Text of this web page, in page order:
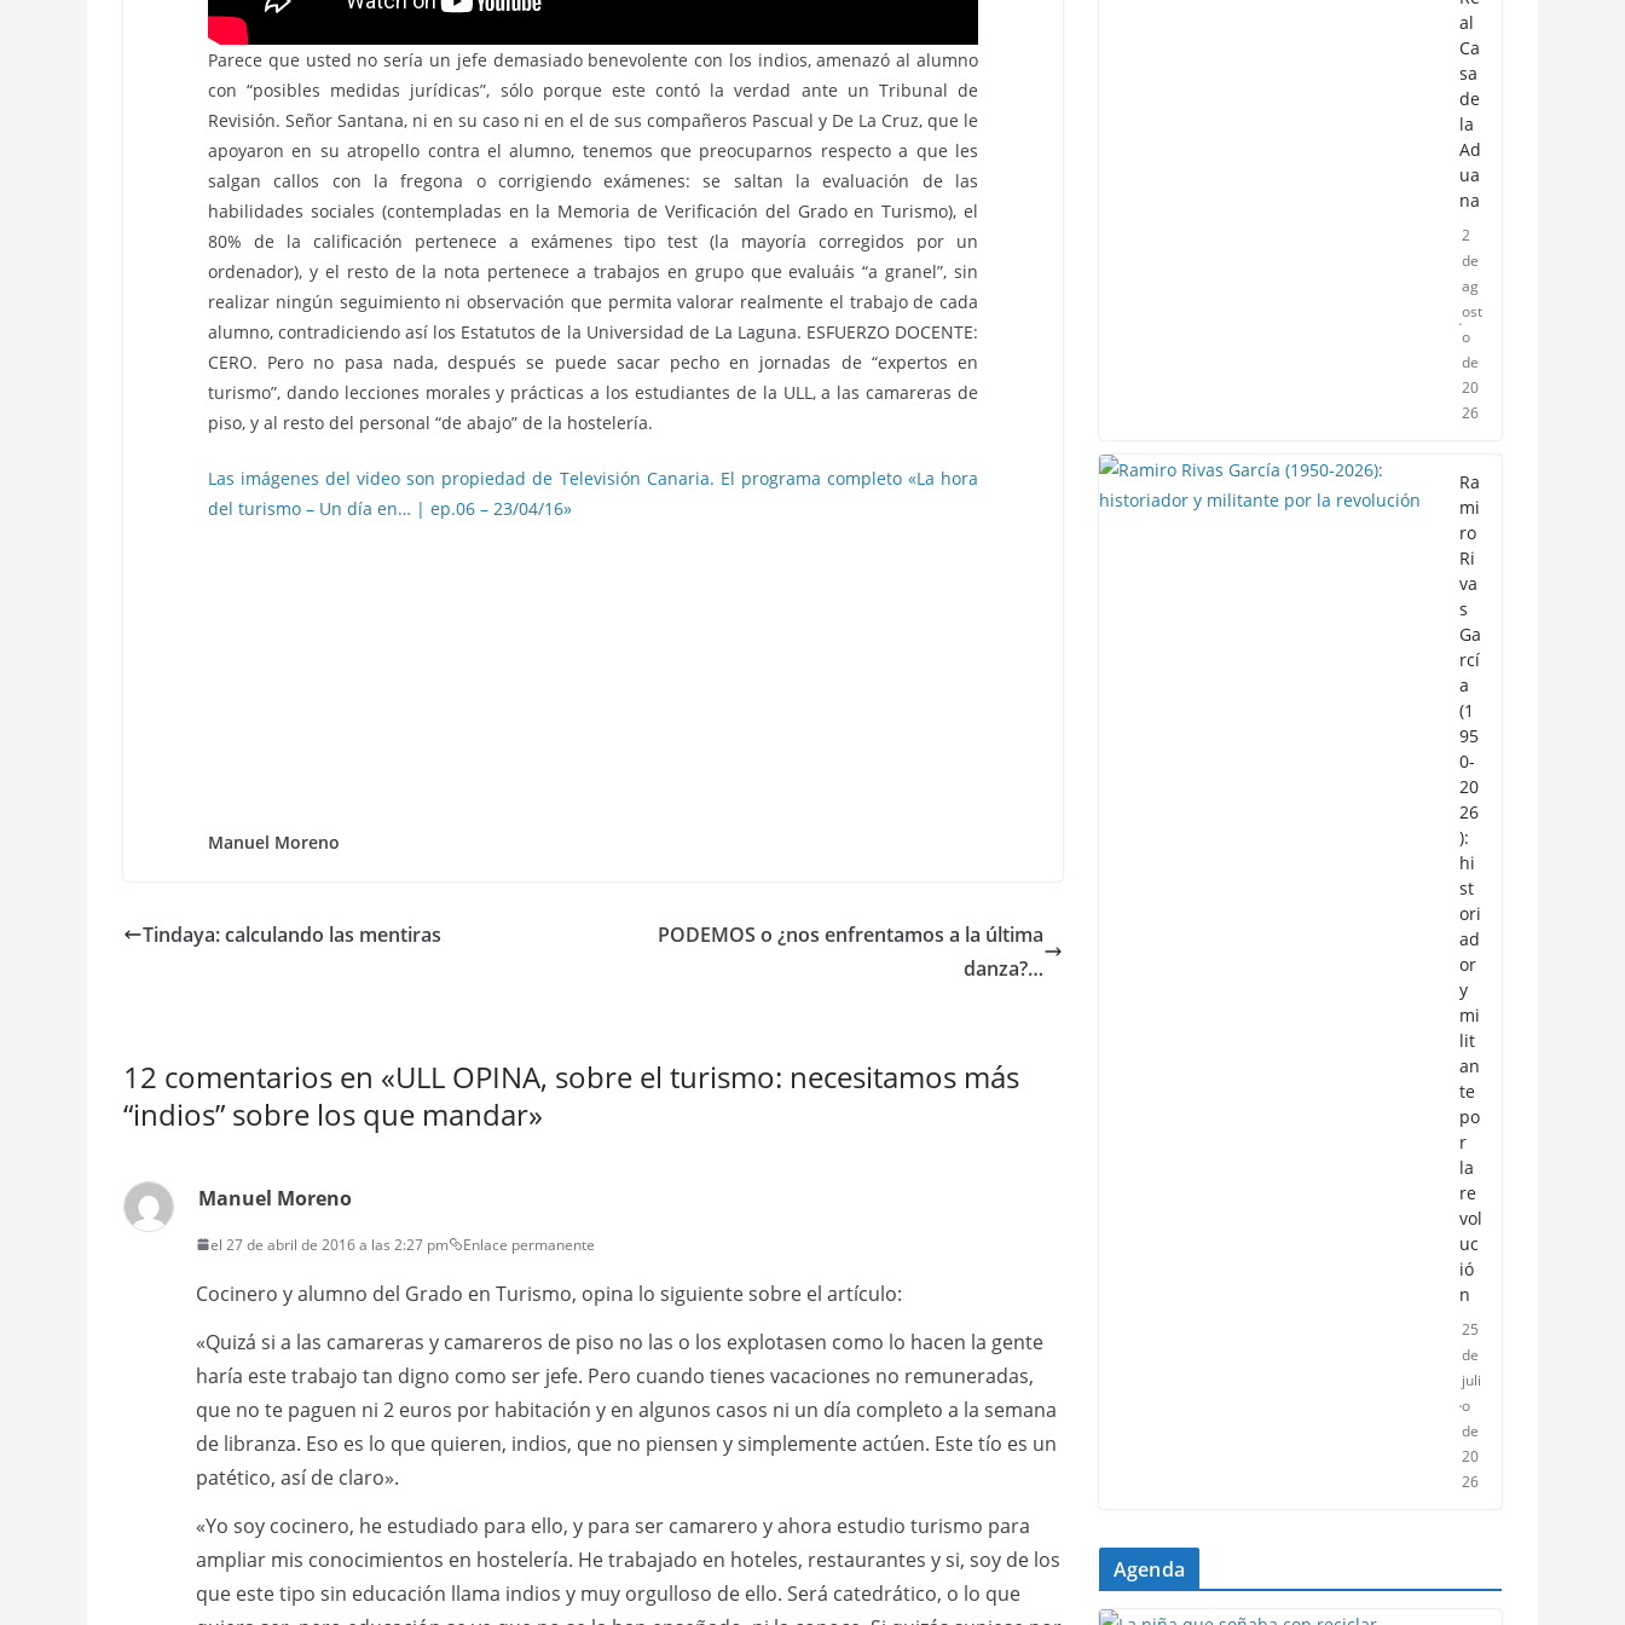
Parece que usted no sería un jefe demasiado benevolente con los indios, amenazó al alumno
con “posibles medidas jurídicas”, sólo porque este contó la verdad ante un Tribunal de
Revisión. Señor Santana, ni en su caso ni en el de sus compañeros Pascual y De La Cruz, que le
apoyaron en su atropello contra el alumno, tenemos que preocuparnos respecto a que les
salgan callos con la fregona o corrigiendo exámenes: se saltan la evaluación de las
habilidades sociales (contempladas en la Memoria de Verificación del Grado en Turismo), el
80% de la calificación pertenece a exámenes tipo test (la mayoría corregidos por un
ordenador), y el resto de la nota pertenece a trabajos en grupo que evaluáis “a granel”, sin
realizar ningún seguimiento ni observación que permita valorar realmente el trabajo de cada
alumno, contradiciendo así los Estatutos de la Universidad de La Laguna. ESFUERZO DOCENTE:
CERO. Pero no pasa nada, después se puede sacar pecho en jornadas de “expertos en
turismo”, dando lecciones morales y prácticas a los estudiantes de la ULL, a las camareras de
piso, y al resto del personal “de abajo” de la hostelería.
Las imágenes del video son propiedad de Televisión Canaria. El programa completo «La hora
del turismo – Un día en… | ep.06 – 23/04/16»
Manuel Moreno
Tindaya: calculando las mentiras
PODEMOS o ¿nos enfrentamos a la última
danza?…
12 comentarios en «ULL OPINA, sobre el turismo: necesitamos más
“indios” sobre los que mandar»
Manuel Moreno
el 27 de abril de 2016 a las 2:27 pm Enlace permanente
Cocinero y alumno del Grado en Turismo, opina lo siguiente sobre el artículo:
«Quizá si a las camareras y camareros de piso no las o los explotasen como lo hacen la gente
haría este trabajo tan digno como ser jefe. Pero cuando tienes vacaciones no remuneradas,
que no te paguen ni 2 euros por habitación y en algunos casos ni un día completo a la semana
de libranza. Eso es lo que quieren, indios, que no piensen y simplemente actúen. Este tío es un
patético, así de claro».
«Yo soy cocinero, he estudiado para ello, y para ser camarero y ahora estudio turismo para
ampliar mis conocimientos en hostelería. He trabajado en hoteles, restaurantes y si, soy de los
que este tipo sin educación llama indios y muy orgulloso de ello. Será catedrático, o lo que
al
Ca
sa
de
la
Ad
ua
na
2
de
ag
ost
o
de
20
26
Ra
mi
ro
Ri
va
s
Ga
rcí
a
(1
95
0-
20
26
):
hi
st
ori
ad
or
y
mi
lit
an
te
po
r
la
re
vol
uc
ió
n
25
de
juli
o
de
20
26
Agenda